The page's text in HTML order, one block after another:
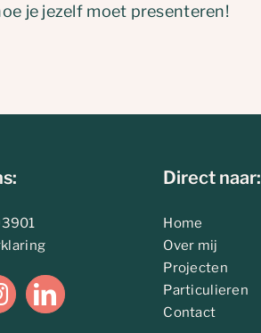
je jezelf moet presenteren!
Direct naar:
Home
Over mij
Projecten
Particulieren
Contact